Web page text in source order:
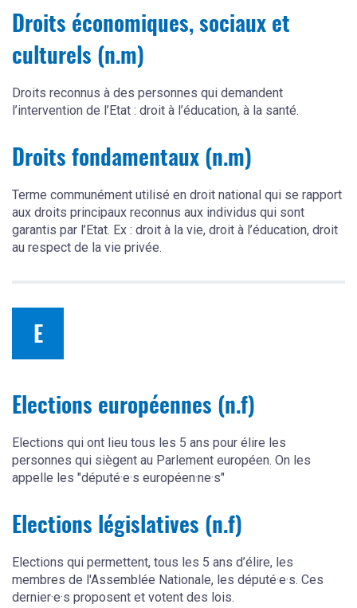
Droits économiques, sociaux et
culturels (n.m)
Droits reconnus à des personnes qui demandent
l’intervention de l’Etat : droit à l’éducation, à la santé.
Droits fondamentaux (n.m)
Terme communément utilisé en droit national qui se rapport
aux droits principaux reconnus aux individus qui sont
garantis par l’Etat. Ex : droit à la vie, droit à l’éducation, droit
au respect de la vie privée.
E
Elections européennes (n.f)
Elections qui ont lieu tous les 5 ans pour élire les
personnes qui siègent au Parlement européen. On les
appelle les "député·e·s européen·ne·s"
Elections législatives (n.f)
Elections qui permettent, tous les 5 ans d’élire, les
membres de l'Assemblée Nationale, les député·e·s. Ces
dernier·e·s proposent et votent des lois.